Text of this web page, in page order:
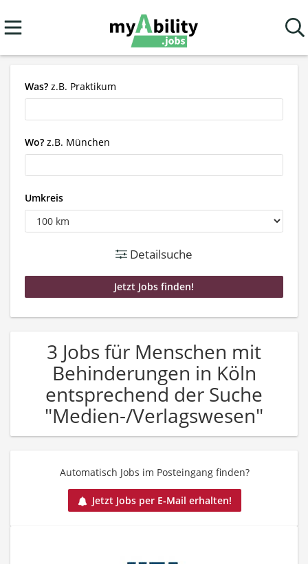
Was? z.B. Praktikum
Wo? z.B. München
Umkreis
Detailsuche
3 Jobs für Menschen mit
Behinderungen in Köln
entsprechend der Suche
"Medien-/Verlagswesen"
Automatisch Jobs im Posteingang finden?
Jetzt Jobs per E-Mail erhalten!